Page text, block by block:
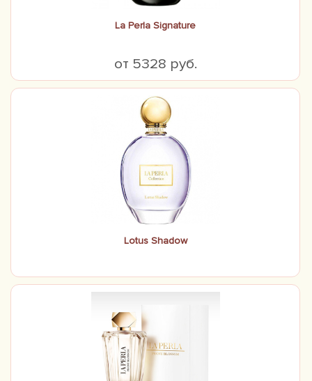
La Perla Signature
от 5328 руб.
Lotus Shadow